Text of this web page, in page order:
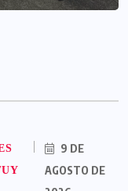
9 DE
AGOSTO DE